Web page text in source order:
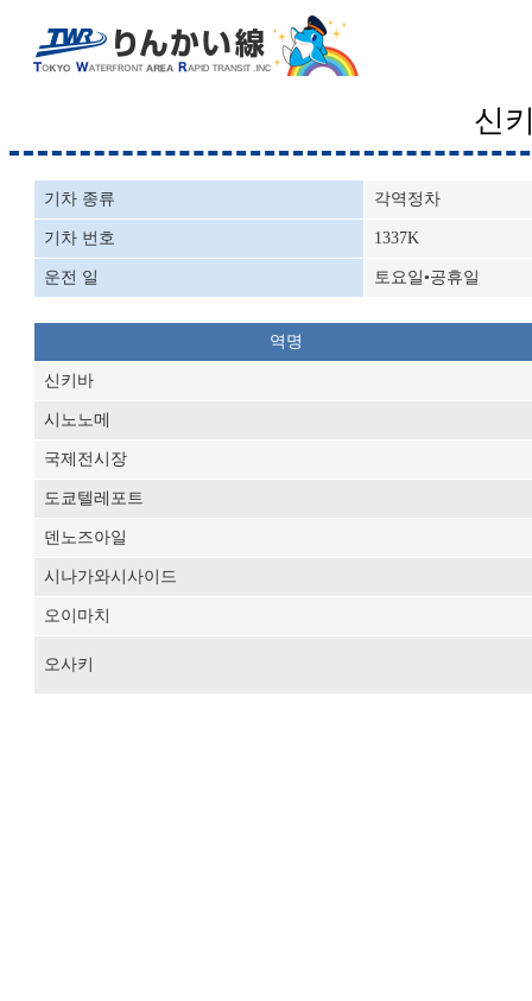
신
기차 종류 각역정차
기차 번호 1337K
운전 일 토요일•공휴일
역명
신키바
시노노메
국제전시장
도쿄텔레포트
덴노즈아일
시나가와시사이드
오이마치
오사키